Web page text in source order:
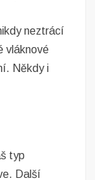
neztrácí
vláknové
Někdy i
typ
Další